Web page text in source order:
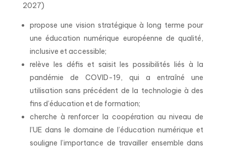
2027)
propose une vision stratégique à long terme pour
une éducation numérique européenne de qualité,
inclusive et accessible;
relève les défis et saisit les possibilités liés à la
pandémie de COVID-19, qui a entraîné une
utilisation sans précédent de la technologie à des
fins d’éducation et de formation;
cherche à renforcer la coopération au niveau de
l’UE dans le domaine de l’éducation numérique et
souligne l’importance de travailler ensemble dans